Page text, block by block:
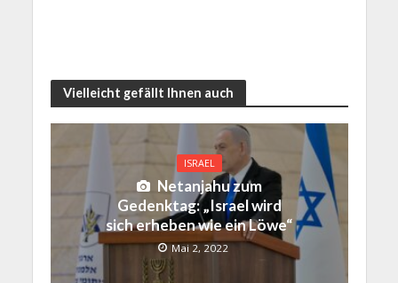
Vielleicht gefällt Ihnen auch
ISRAEL
Netanjahu zum
Gedenktag: „Israel wird
sich erheben wie ein Löwe“
Mai 2, 2022